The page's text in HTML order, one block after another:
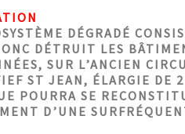
DÉGRADÉ
DÉTRUIT LES
SUR L’ANCIEN
ST JEAN, ÉLARGIE
POURRA SE
D’UNE